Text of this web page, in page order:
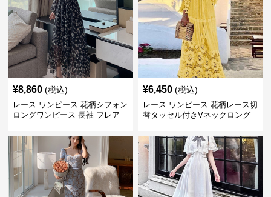
¥8,860 (税込)
レース ワンピース 花柄シフォン
ロングワンピース 長袖 フレア
¥6,450 (税込)
レース ワンピース 花柄レース切
替タッセル付きVネックロング